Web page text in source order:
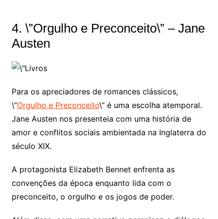
4. \”Orgulho e Preconceito\” – Jane
Austen
Para os apreciadores de romances clássicos,
\”Orgulho e Preconceito\” é uma escolha atemporal.
Jane Austen nos presenteia com uma história de
amor e conflitos sociais ambientada na Inglaterra do
século XIX.
A protagonista Elizabeth Bennet enfrenta as
convenções da época enquanto lida com o
preconceito, o orgulho e os jogos de poder.